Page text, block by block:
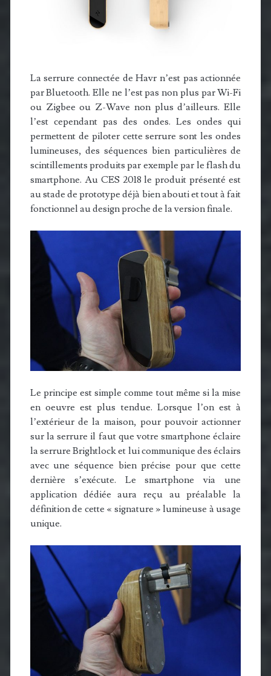
La serrure connectée de Havr n’est pas actionnée
par Bluetooth. Elle ne l’est pas non plus par Wi-Fi
ou Zigbee ou Z-Wave non plus d’ailleurs. Elle
l’est cependant pas des ondes. Les ondes qui
permettent de piloter cette serrure sont les ondes
lumineuses, des séquences bien particulières de
scintillements produits par exemple par le flash du
smartphone. Au CES 2018 le produit présenté est
au stade de prototype déjà bien abouti et tout à fait
fonctionnel au design proche de la version finale.
Le principe est simple comme tout même si la mise
en oeuvre est plus tendue. Lorsque l’on est à
l’extérieur de la maison, pour pouvoir actionner
sur la serrure il faut que votre smartphone éclaire
la serrure Brightlock et lui communique des éclairs
avec une séquence bien précise pour que cette
dernière s’exécute. Le smartphone via une
application dédiée aura reçu au préalable la
définition de cette « signature » lumineuse à usage
unique.